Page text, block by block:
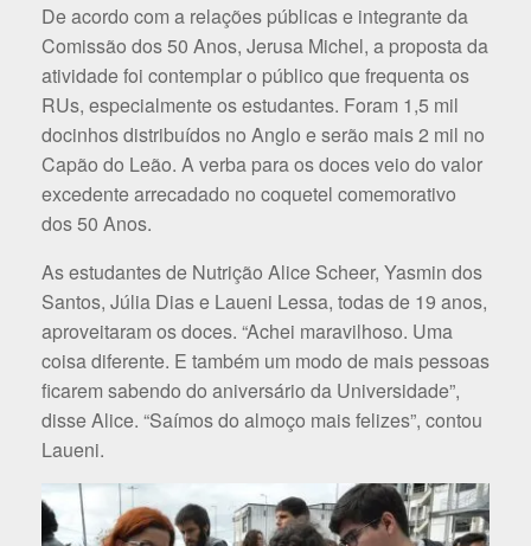
De acordo com a relações públicas e integrante da
Comissão dos 50 Anos, Jerusa Michel, a proposta da
atividade foi contemplar o público que frequenta os
RUs, especialmente os estudantes. Foram 1,5 mil
docinhos distribuídos no Anglo e serão mais 2 mil no
Capão do Leão. A verba para os doces veio do valor
excedente arrecadado no coquetel comemorativo
dos 50 Anos.
As estudantes de Nutrição Alice Scheer, Yasmin dos
Santos, Júlia Dias e Laueni Lessa, todas de 19 anos,
aproveitaram os doces. “Achei maravilhoso. Uma
coisa diferente. E também um modo de mais pessoas
ficarem sabendo do aniversário da Universidade”,
disse Alice. “Saímos do almoço mais felizes”, contou
Laueni.